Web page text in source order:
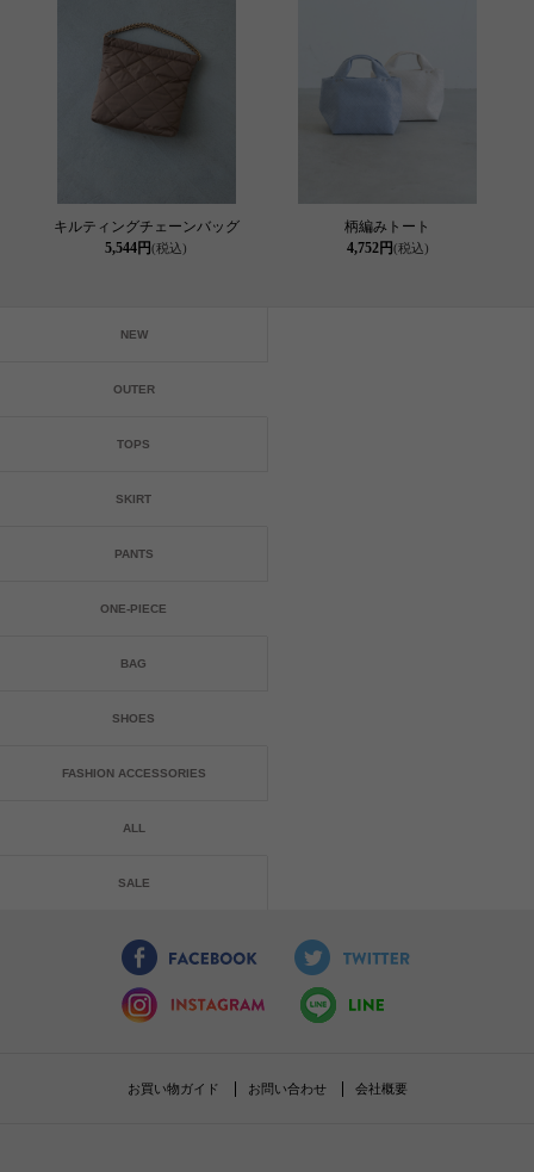
キルティングチェーンバッグ
5,544円(税込)
柄編みトート
4,752円(税込)
NEW
OUTER
TOPS
SKIRT
PANTS
ONE-PIECE
BAG
SHOES
FASHION ACCESSORIES
ALL
SALE
お買い物ガイド お問い合わせ 会社概要